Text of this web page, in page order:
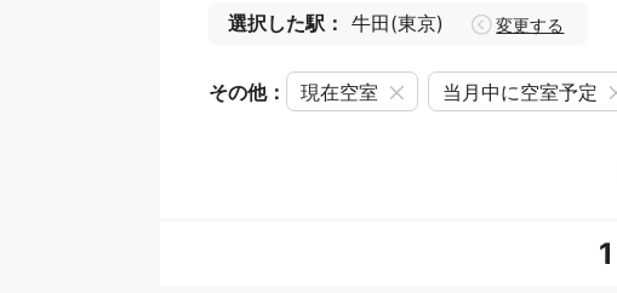
選択した駅： 牛田(東京) 変更する
その他： 現在空室 当月中に空室予定
1